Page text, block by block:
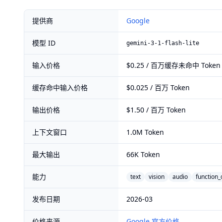
提供商 Google
模型 ID gemini-3-1-flash-lite
输入价格 $0.25 / 百万缓存未命中 Token
缓存命中输入价格 $0.025 / 百万 Token
输出价格 $1.50 / 百万 Token
上下文窗口 1.0M Token
最大输出 66K Token
能力 text vision audio
发布日期 2026-03